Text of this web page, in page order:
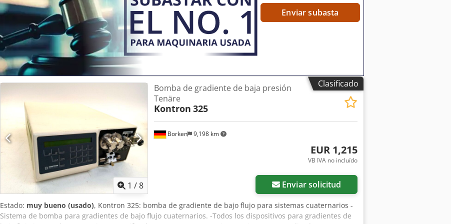
Enviar subasta
Clasificado
1 /8
Borken 9,198 km
Bomba de gradiente de baja presión
Tenäre
Kontron 325
EUR 1,215
VB IVA no incluído
Enviar solicitud
Estado: muy bueno (usado), Kontron 325: bomba de gradiente de bajo flujo para sistemas cuaternarios -
Sistema de bomba para gradientes de bajo flujo cuaternarios. -Todos los dispositivos para gradientes de